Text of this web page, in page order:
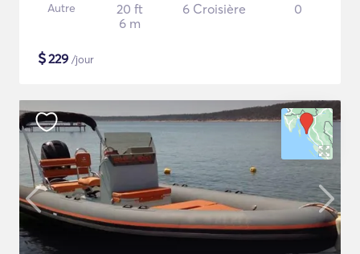
Autre
20 ft
6 m
6 Croisière 0
$229 /jour